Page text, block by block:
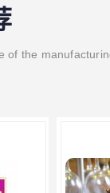
of the